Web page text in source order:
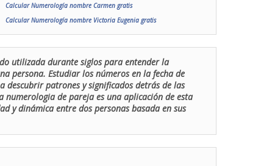
Calcular Numerología nombre Carmen gratis
Calcular Numerología nombre Victoria Eugenia gratis
utilizada durante siglos para entender la
persona. Estudiar los números en la fecha de
descubrir patrones y significados detrás de las
numerologia de pareja es una aplicación de esta
y dinámica entre dos personas basada en sus